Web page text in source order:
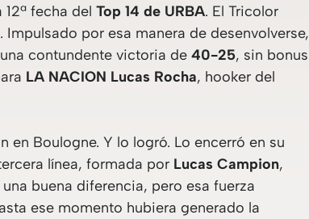
12ª fecha del Top 14 de URBA. El Tricolor
por esa manera de desenvolverse,
contundente victoria de 40-25, sin bonus
LA NACION Lucas Rocha, hooker del
Boulogne. Y lo logró. Lo encerró en su
línea, formada por Lucas Campion,
buena diferencia, pero esa fuerza
ese momento hubiera generado la